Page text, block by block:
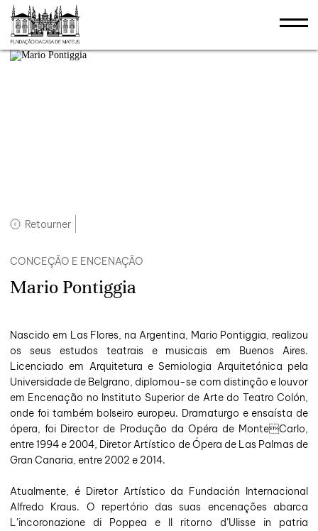
Retourner
CONCEÇÃO E ENCENAÇÃO
Mario Pontiggia
Nascido em Las Flores, na Argentina, Mario Pontiggia, realizou
os seus estudos teatrais e musicais em Buenos Aires.
Licenciado em Arquitetura e Semiologia Arquitetónica pela
Universidade de Belgrano, diplomou-se com distinção e louvor
em Encenação no Instituto Superior de Arte do Teatro Colón,
onde foi também bolseiro europeu. Dramaturgo e ensaísta de
ópera, foi Director de Produção da Opéra de MonteCarlo,
entre 1994 e 2004, Diretor Artístico de Ópera de Las Palmas de
Gran Canaria, entre 2002 e 2014.
Atualmente, é Diretor Artístico da Fundación Internacional
Alfredo Kraus. O repertório das suas encenações abarca
L’incoronazione di Poppea e Il ritorno d’Ulisse in patria